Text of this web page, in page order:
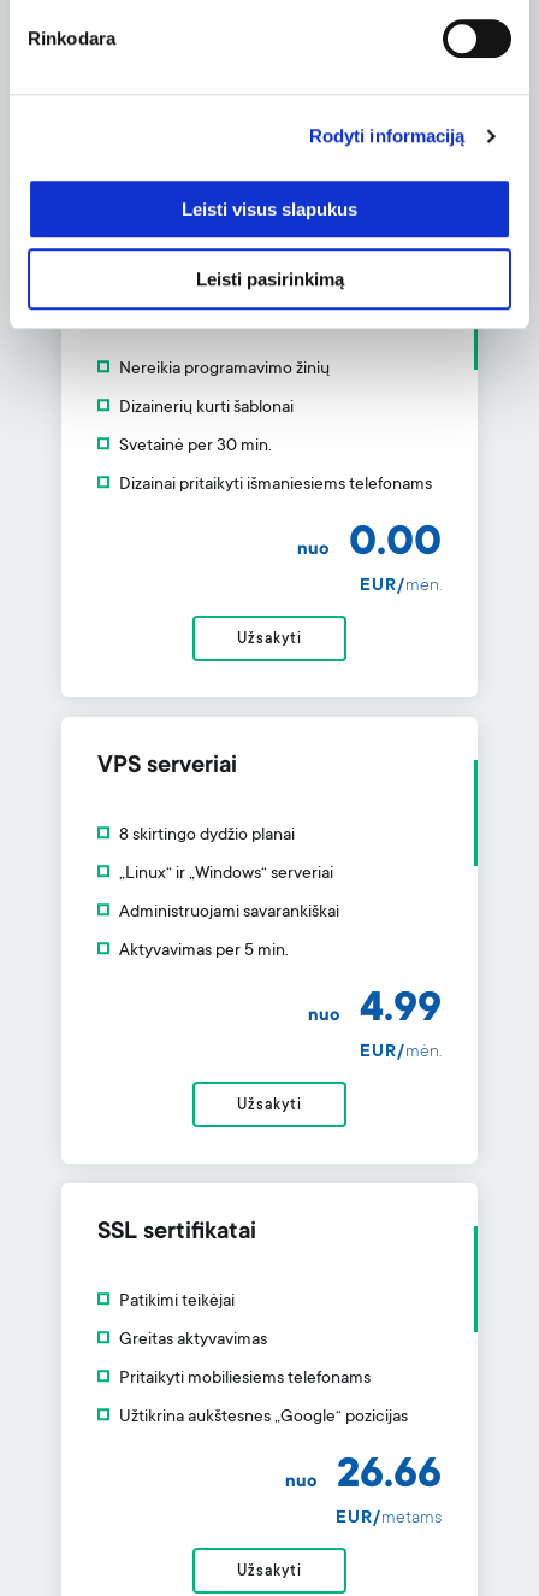
Rinkodara
Rodyti informaciją
Leisti visus slapukus
Leisti pasirinkimą
EUR/mėn.
Svetainės kūrimo
įrankis
Nereikia programavimo žinių
Dizainerių kurti šablonai
Svetainė per 30 min.
Dizainai pritaikyti išmaniesiems telefonams
nuo 0.00
EUR/mėn.
Užsakyti
VPS serveriai
8 skirtingo dydžio planai
„Linux“ ir „Windows“ serveriai
Administruojami savarankiškai
Aktyvavimas per 5 min.
nuo 4.99
EUR/mėn.
Užsakyti
SSL sertifikatai
Patikimi teikėjai
Greitas aktyvavimas
Pritaikyti mobiliesiems telefonams
Užtikrina aukštesnes „Google“ pozicijas
nuo 26.66
EUR/metams
Užsakyti